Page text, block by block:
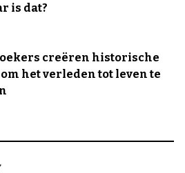
is dat?
creëren historische
het verleden tot leven te